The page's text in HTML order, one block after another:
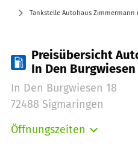
Tankstelle Autohaus Zimmermann
Preisübersicht
In Den
In Den Burgwiesen 18
72488 Sigmaringen
Öffnungszeiten